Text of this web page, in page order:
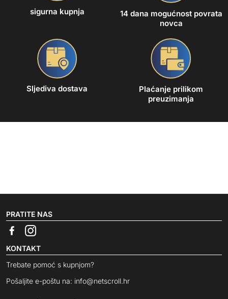
sigurna kupnja
14 dana mogućnost povrata
novca
Sljediva dostava
Plaćanje prilikom
preuzimanja
PRATITE NAS
KONTAKT
Trebate pomoć s kupnjom?
Pošaljite e-poštu na: info@netscroll.hr